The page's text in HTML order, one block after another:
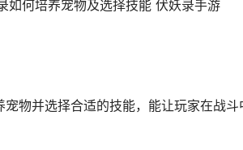
如何培养宠物及选择技能 伏妖录手游
物并选择合适的技能，能让玩家在战斗